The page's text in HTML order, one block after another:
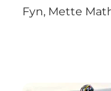
Fyn, Mette